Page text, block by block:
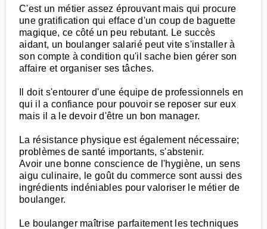
C'est un métier assez éprouvant mais qui procure
une gratification qui efface d'un coup de baguette
magique, ce côté un peu rebutant. Le succès
aidant, un boulanger salarié peut vite s'installer à
son compte à condition qu'il sache bien gérer son
affaire et organiser ses tâches.
Il doit s'entourer d'une équipe de professionnels en
qui il a confiance pour pouvoir se reposer sur eux
mais il a le devoir d'être un bon manager.
La résistance physique est également nécessaire;
problèmes de santé importants, s'abstenir.
Avoir une bonne conscience de l'hygiène, un sens
aigu culinaire, le goût du commerce sont aussi des
ingrédients indéniables pour valoriser le métier de
boulanger.
Le boulanger maîtrise parfaitement les techniques